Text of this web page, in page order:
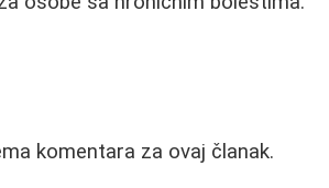
komentara za ovaj članak.